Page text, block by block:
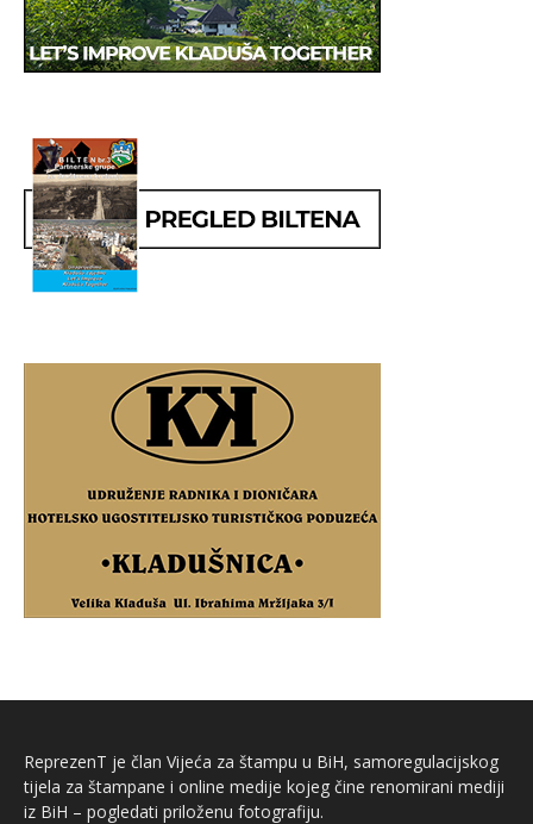
ReprezenT je član Vijeća za štampu u BiH, samoregulacijskog
tijela za štampane i online medije kojeg čine renomirani mediji
iz BiH – pogledati priloženu fotografiju.